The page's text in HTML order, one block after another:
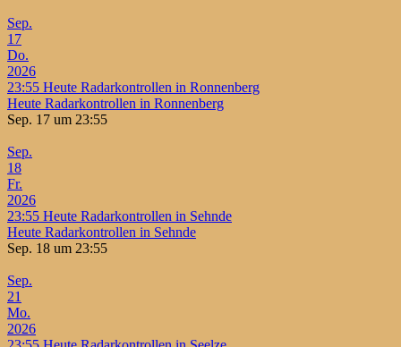
Sep.
17
Do.
2026
23:55 Heute Radarkontrollen in Ronnenberg
Heute Radarkontrollen in Ronnenberg
Sep. 17 um 23:55
Sep.
18
Fr.
2026
23:55 Heute Radarkontrollen in Sehnde
Heute Radarkontrollen in Sehnde
Sep. 18 um 23:55
Sep.
21
Mo.
2026